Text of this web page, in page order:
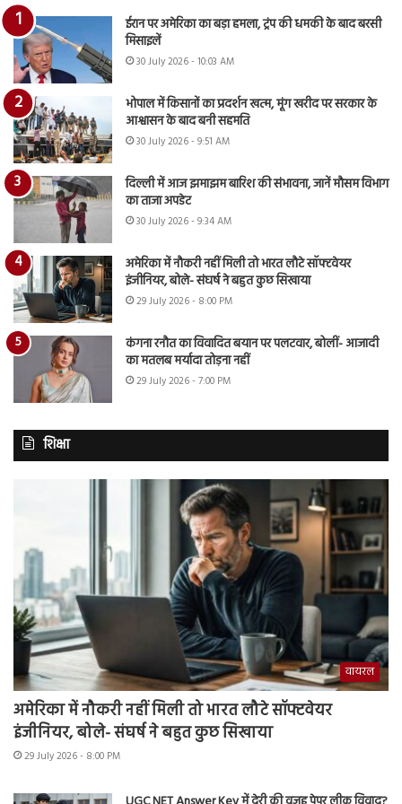
ईरान पर अमेरिका का बड़ा हमला, ट्रंप की धमकी के बाद बरसी
मिसाइलें
30 July 2026 - 10:03 AM
भोपाल में किसानों का प्रदर्शन खत्म, मूंग खरीद पर सरकार के
आश्वासन के बाद बनी सहमति
30 July 2026 - 9:51 AM
दिल्ली में आज झमाझम बारिश की संभावना, जानें मौसम विभाग
का ताजा अपडेट
30 July 2026 - 9:34 AM
अमेरिका में नौकरी नहीं मिली तो भारत लौटे सॉफ्टवेयर
इंजीनियर, बोले- संघर्ष ने बहुत कुछ सिखाया
29 July 2026 - 8:00 PM
कंगना रनौत का विवादित बयान पर पलटवार, बोलीं- आजादी
का मतलब मर्यादा तोड़ना नहीं
29 July 2026 - 7:00 PM
शिक्षा
वायरल
अमेरिका में नौकरी नहीं मिली तो भारत लौटे सॉफ्टवेयर
इंजीनियर, बोले- संघर्ष ने बहुत कुछ सिखाया
29 July 2026 - 8:00 PM